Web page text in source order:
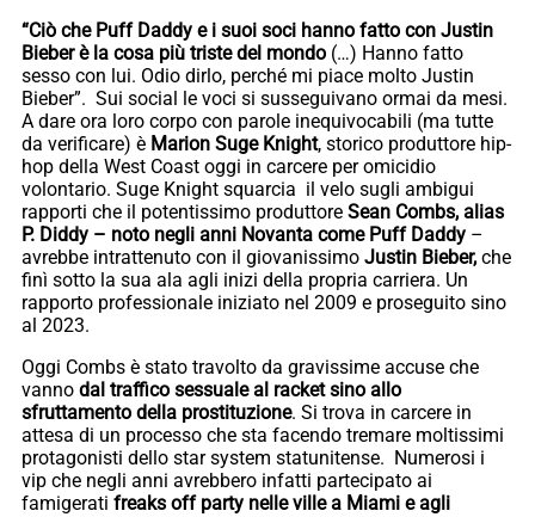
“Ciò che Puff Daddy e i suoi soci hanno fatto con Justin
Bieber è la cosa più triste del mondo (…) Hanno fatto
sesso con lui. Odio dirlo, perché mi piace molto Justin
Bieber”. Sui social le voci si susseguivano ormai da mesi.
A dare ora loro corpo con parole inequivocabili (ma tutte
da verificare) è Marion Suge Knight, storico produttore hip-
hop della West Coast oggi in carcere per omicidio
volontario. Suge Knight squarcia il velo sugli ambigui
rapporti che il potentissimo produttore Sean Combs, alias
P. Diddy – noto negli anni Novanta come Puff Daddy –
avrebbe intrattenuto con il giovanissimo Justin Bieber, che
finì sotto la sua ala agli inizi della propria carriera. Un
rapporto professionale iniziato nel 2009 e proseguito sino
al 2023.
Oggi Combs è stato travolto da gravissime accuse che
vanno dal traffico sessuale al racket sino allo
sfruttamento della prostituzione. Si trova in carcere in
attesa di un processo che sta facendo tremare moltissimi
protagonisti dello star system statunitense. Numerosi i
vip che negli anni avrebbero infatti partecipato ai
famigerati freaks off party nelle ville a Miami e agli